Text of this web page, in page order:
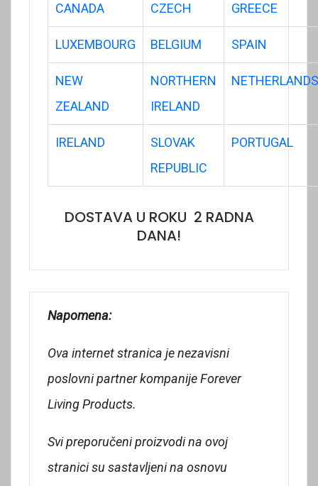
CANADA CZECH GREECE
LUXEMBOURG BELGIUM SPAIN
NEW
ZEALAND
NORTHERN
IRELAND
NETHERLANDS
IRELAND
SLOVAK
REPUBLIC
PORTUGAL
DOSTAVA U ROKU 2 RADNA
DANA!
Napomena:
Ova internet stranica je nezavisni
poslovni partner kompanije Forever
Living Products.
Svi preporučeni proizvodi na ovoj
stranici su sastavljeni na osnovu